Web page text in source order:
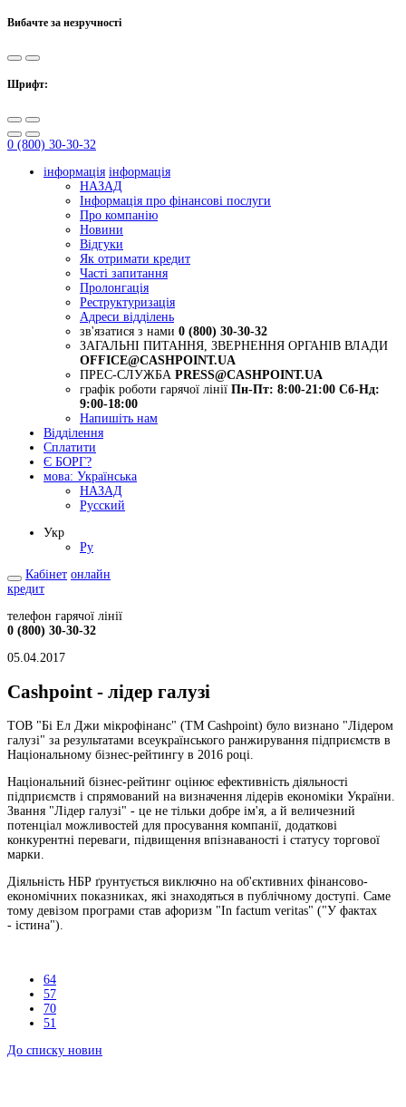
Вибачте за незручності
Шрифт:
0 (800) 30-30-32
інформація інформація
НАЗАД
Інформація про фінансові послуги
Про компанію
Новини
Відгуки
Як отримати кредит
Часті запитання
Пролонгація
Реструктуризація
Адреси відділень
зв'язатися з нами 0 (800) 30-30-32
ЗАГАЛЬНІ ПИТАННЯ, ЗВЕРНЕННЯ ОРГАНІВ ВЛАДИ
OFFICE@CASHPOINT.UA
ПРЕС-СЛУЖБА PRESS@CASHPOINT.UA
графік роботи гарячої лінії Пн-Пт: 8:00-21:00 Сб-Нд:
9:00-18:00
Напишіть нам
Відділення
Сплатити
Є БОРГ?
мова: Українська
НАЗАД
Русский
Укр
Ру
Кабінет онлайн
кредит
телефон гарячої лінії
0 (800) 30-30-32
05.04.2017
Cashрoint - лідер галузі
ТОВ "Бі Ел Джи мікрофінанс" (ТМ Cashрoint) було визнано "Лідером
галузі" за результатами всеукраїнського ранжирування підприємств в
Національному бізнес-рейтингу в 2016 році.
Національний бізнес-рейтинг оцінює ефективність діяльності
підприємств і спрямований на визначення лідерів економіки України.
Звання "Лідер галузі" - це не тільки добре ім'я, а й величезний
потенціал можливостей для просування компанії, додаткові
конкурентні переваги, підвищення впізнаваності і статусу торгової
марки.
Діяльність НБР ґрунтується виключно на об'єктивних фінансово-
економічних показниках, які знаходяться в публічному доступі. Саме
тому девізом програми став афоризм "In factum veritas" ("У фактах
- істина").
64
57
70
51
До списку новин